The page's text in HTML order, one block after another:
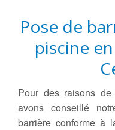
Pose de
piscine
Pour des raisons
avons conseillé
barrière conforme à